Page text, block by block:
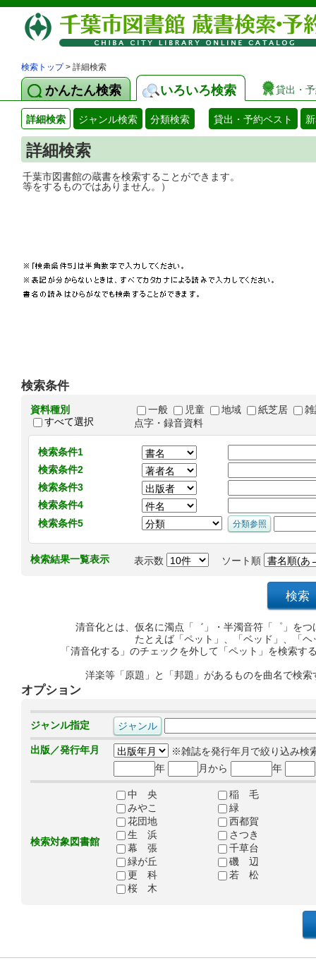
検索トップ> 詳細検索
かんたん検索 いろいろ検索 貸出・
詳細検索 ジャンル検索 分類検索 貸出・予約ベスト
詳細検索
千葉市図書館の蔵書を検索することがで
等をするものではありません。）
検索条件
資料種別
すべて選択
一般 児童 地域 紙芝居
点字・録音資料
検索条件1
検索条件2
検索条件3
検索条件4
検索条件5
検索結果一覧表示 表示数 ソート順
清音化とは、仮名に濁点「゛」・半濁音符「゜」を
たとえば「ペット」、「ベッド」、「
「清音化する」のチェックを外して「ペット」を検索
洋楽等「原題」と「邦題」があるものを曲名で検
オプション
ジャンル指定
出版／発行年月
※雑誌を発行年月で絞り込み検
年
月から 年
検索対象図書館
中 央
稲 毛
みやこ
緑
花団地
西都賀
生 浜
さつき
幕 張
千草台
緑が丘
磯 辺
更 科
若 松
桜 木